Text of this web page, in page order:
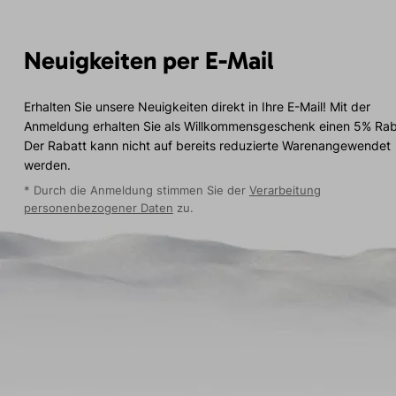
Neuigkeiten per E-Mail
Erhalten Sie unsere Neuigkeiten direkt in Ihre E-Mail! Mit der
Anmeldung erhalten Sie als Willkommensgeschenk einen 5%
Der Rabatt kann nicht auf bereits reduzierte Warenangewendet
werden.
* Durch die Anmeldung stimmen Sie der Verarbeitung
personenbezogener Daten zu.